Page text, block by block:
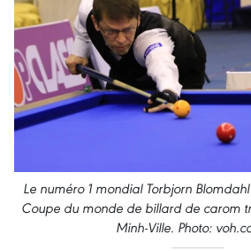
Le numéro 1 mondial Torbjorn
Coupe du monde de billard de carom
Minh-Ville. Photo: